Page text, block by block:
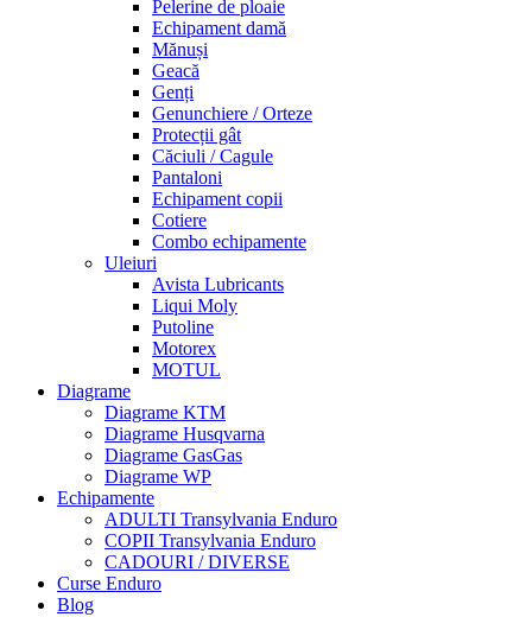
Pelerine de ploaie
Echipament damă
Mănuși
Geacă
Genți
Genunchiere / Orteze
Protecții gât
Căciuli / Cagule
Pantaloni
Echipament copii
Cotiere
Combo echipamente
Uleiuri
Avista Lubricants
Liqui Moly
Putoline
Motorex
MOTUL
Diagrame
Diagrame KTM
Diagrame Husqvarna
Diagrame GasGas
Diagrame WP
Echipamente
ADULTI Transylvania Enduro
COPII Transylvania Enduro
CADOURI / DIVERSE
Curse Enduro
Blog